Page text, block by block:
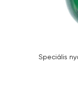
Speciális